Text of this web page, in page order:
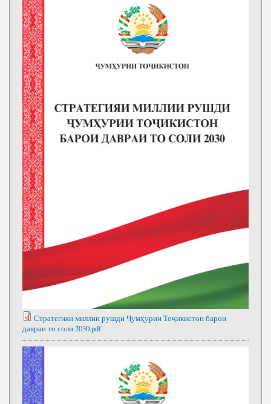
Стратегияи миллии рушди Ҷумҳурии Тоҷикистон барои
давраи то соли 2030.pdf